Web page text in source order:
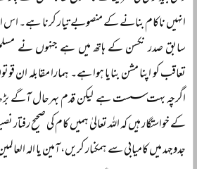
انہیں ناکام بنانے کے منصوبے تیار کرنا ہے۔ اس
سابق صدر نکسن کے ہاتھ میں ہے جنہوں نے
تعاقب کو اپنا مشن بنایا ہوا ہے۔ ہمارا مقابلہ
اگرچہ بہت سست ہے لیکن قدم بہرحال آگے
کے خواستگار ہیں کہ اللہ تعالیٰ ہمیں کام کی صحیح
جدوجہد میں کامیابی سے ہمکنار کریں، آمین یا الہ